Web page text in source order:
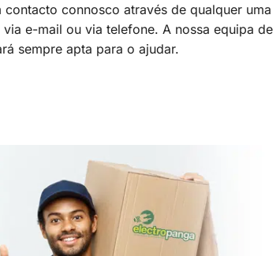
contacto connosco através de qualquer uma
via e-mail ou via telefone. A nossa equipa de
sempre apta para o ajudar.